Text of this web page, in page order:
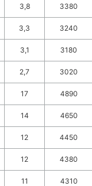
3,8 3380
3,3 3240
3,1 3180
2,7 3020
17 4890
14 4650
12 4450
12 4380
11 4310